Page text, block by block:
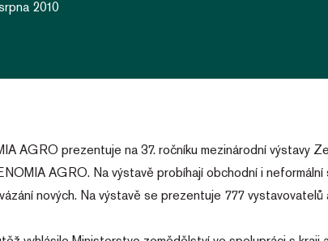
2010
AGRO prezentuje na 37. ročníku mezinárodní výstavy
AGRO. Na výstavě probíhají obchodní i
nových. Na výstavě se prezentuje 777 vystavovatelů